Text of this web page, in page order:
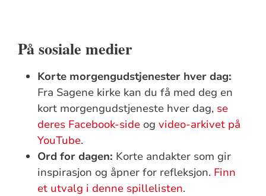
På sosiale medier
Korte morgengudstjenester hver dag:
Fra Sagene kirke kan du få med deg en
kort morgengudstjeneste hver dag, se
deres Facebook-side ogvideo-arkivet på
YouTube.
Ord for dagen: Korte andakter som gir
inspirasjon og åpner for refleksjon. Finn
et utvalg i denne spillelisten.